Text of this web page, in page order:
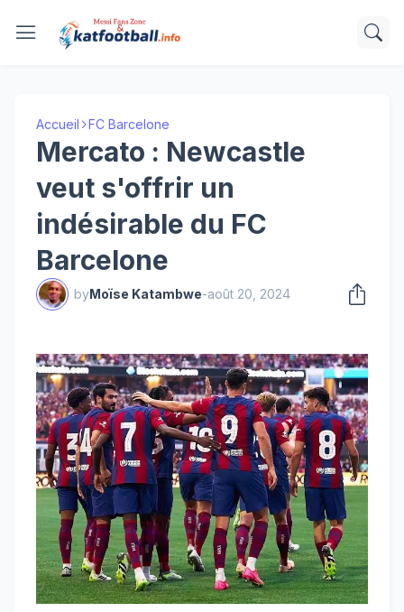
Accueil FC Barcelone
Mercato : Newcastle
veut s'offrir un
indésirable du FC
Barcelone
byMoïse Katambwe-août 20, 2024